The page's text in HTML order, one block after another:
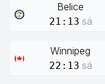
Belice
21:13 sá
Winnipeg
22:13 sá